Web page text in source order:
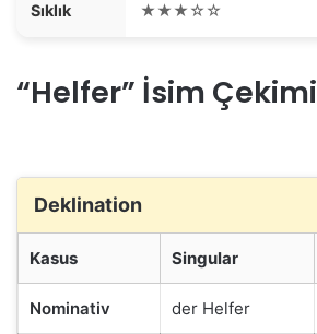
Sıklık ★★★☆☆
“Helfer” İsim Çekimi
Deklination
Kasus Singular
Nominativ der Helfer